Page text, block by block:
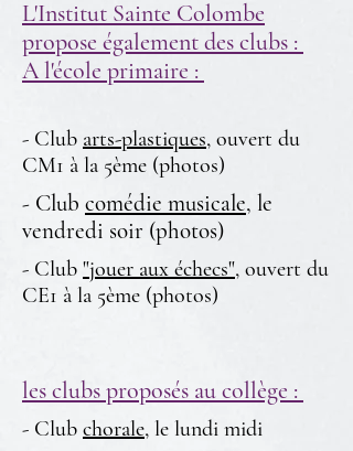
L'Institut Sainte Colombe
propose également des clubs :
A l'école primaire :
- Club arts-plastiques, ouvert du
CM1 à la 5ème (photos)
- Club comédie musicale, le
vendredi soir (photos)
- Club "jouer aux échecs", ouvert du
CE1 à la 5ème (photos)
les clubs proposés au collège :
- Club chorale, le lundi midi